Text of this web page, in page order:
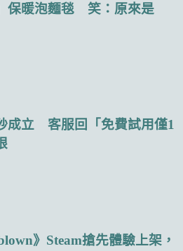
保暖泡麵毯 笑：原來是
成立 客服回「免費試用僅1
》Steam搶先體驗上架，